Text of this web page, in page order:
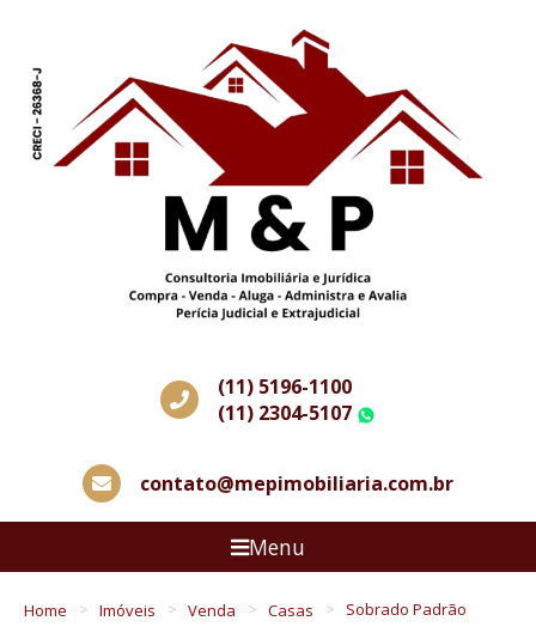
(11) 5196-1100
(11) 2304-5107
contato@mepimobiliaria.com.br
Menu
Home Imóveis Venda Casas Sobrado Padrão